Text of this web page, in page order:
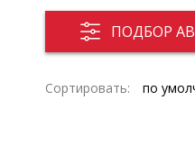
ПОДБОР
Сортировать: